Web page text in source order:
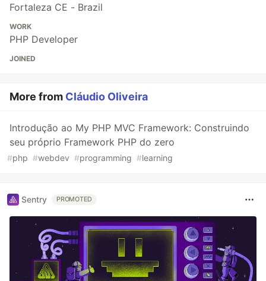
Fortaleza CE - Brazil
WORK
PHP Developer
JOINED
More from Cláudio Oliveira
Introdução ao My PHP MVC Framework: Construindo
seu próprio Framework PHP do zero
#php #webdev #programming #learning
Sentry PROMOTED